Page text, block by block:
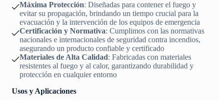
Máxima Protección: Diseñadas para contener el fuego y
evitar su propagación, brindando un tiempo crucial para la
evacuación y la intervención de los equipos de emergencia
Certificación y Normativa: Cumplimos con las normativas
nacionales e internacionales de seguridad contra incendios,
asegurando un producto confiable y certificado
Materiales de Alta Calidad: Fabricadas con materiales
resistentes al fuego y al calor, garantizando durabilidad y
protección en cualquier entorno
Usos y Aplicaciones